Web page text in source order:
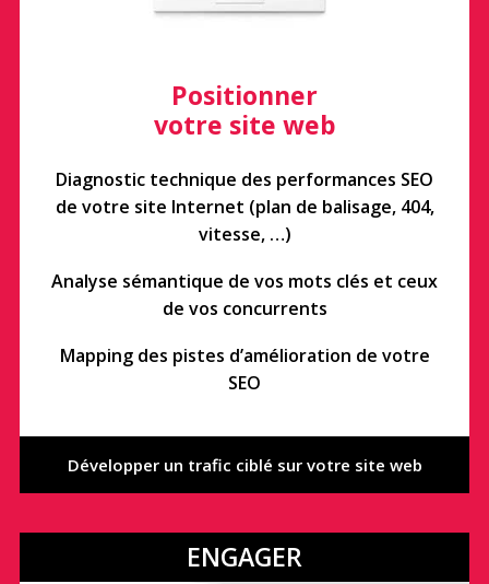
Positionner
votre site web
Diagnostic technique des performances SEO
de votre site Internet (plan de balisage, 404,
vitesse, …)
Analyse sémantique de vos mots clés et ceux
de vos concurrents
Mapping des pistes d’amélioration de votre
SEO
Développer un trafic ciblé sur votre site web
ENGAGER